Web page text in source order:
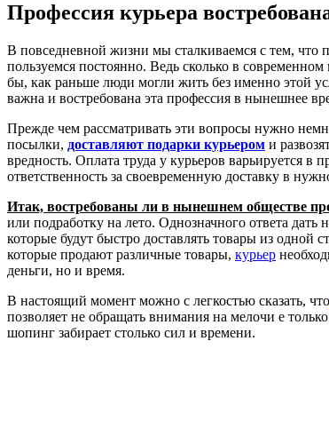
Профессия курьера
В повседневной жизни мы сталкиваемся с тем, что
пользуемся постоянно. Ведь сколько в
бы, как раньше люди могли жить без именно этой
важна и востребована эта профессия в нынешнее
Прежде чем рассматривать эти вопросы нужно
посылки, доставляют подарки курьером и
вредность. Оплата труда у курьеров варьируется
ответственность за своевременную доставку в
Итак, востребованы ли в нынешнем обществе
или подработку на лето. Однозначного ответа
которые будут быстро доставлять товары из одной
которые продают различные товары, курьер
деньги, но и время.
В настоящий момент можно с легкостью сказать, что
позволяет не обращать внимания на мелочи е
шопинг забирает столько сил и времени.